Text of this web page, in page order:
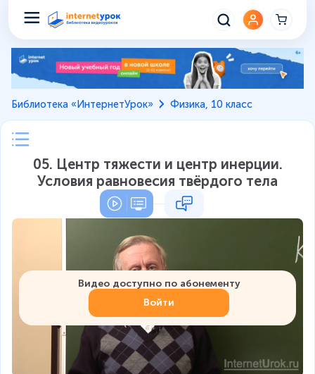
Библиотека «ИнтернетУрок» Физика, 10 класс
05. Центр тяжести и центр инерции.
Условия равновесия твёрдого тела
Видео доступно по абонементу
Войти